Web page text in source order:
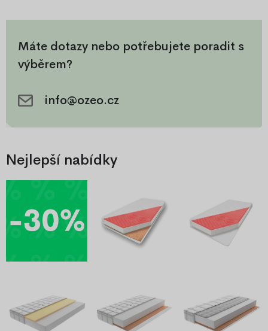
Máte dotazy nebo potřebujete poradit s
výběrem?
info@ozeo.cz
Nejlepší nabídky